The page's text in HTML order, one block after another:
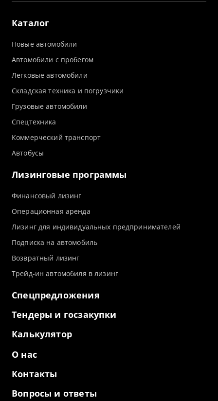
Каталог
Новые автомобили
Автомобили с пробегом
Легковые автомобили
Складская техника и погрузчики
Грузовые автомобили
Спецтехника
Коммерческий транспорт
Автобусы
Лизинговые программы
Финансовый лизинг
Операционная аренда
Лизинг для индивидуальных предпринимателей
Подписка на автомобиль
Возвратный лизинг
Трейд-ин автомобиля в лизинг
Спецпредложения
Тендеры и госзакупки
Калькулятор
О нас
Контакты
Вопросы и ответы